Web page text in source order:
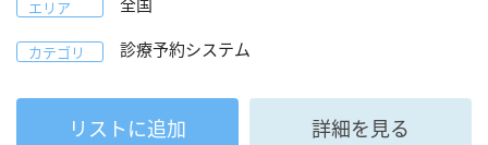
エリア
カテゴリ 診療予約システム
リストに追加 詳細を見る